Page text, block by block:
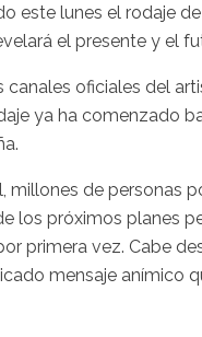
este lunes el rodaje
el presente y el
oficiales del
ya ha comenzado
de personas
los próximos planes
primera vez. Cabe
mensaje anímico